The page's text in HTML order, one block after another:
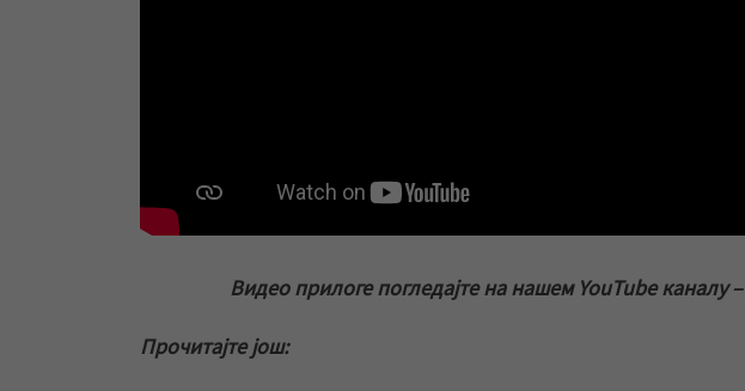
Видео прилоге погледајте на нашем YouTube каналу –
Прочитајте још: